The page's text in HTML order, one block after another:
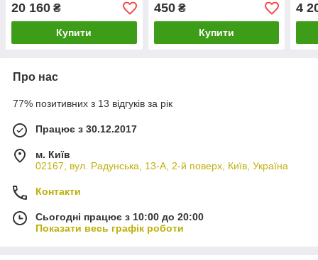
20 160 ₴
Купити
450₴
Купити
4
Про нас
77% позитивних з 13 відгуків за рік
Працює з 30.12.2017
м. Київ
02167, вул. Радунська, 13-А, 2-й поверх, Київ, Україна
Контакти
Сьогодні працює з 10:00 до 20:00
Показати весь графік роботи